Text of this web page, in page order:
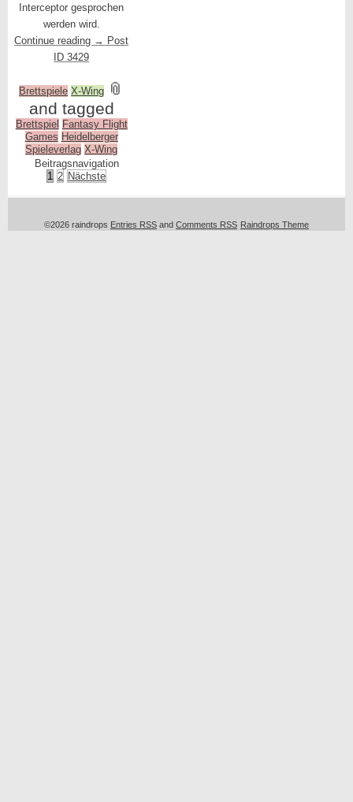
Interceptor gesprochen
werden wird.
Continue reading → Post
ID 3429
Brettspiele X-Wing 📎
and tagged
Brettspiel Fantasy Flight
Games Heidelberger
Spieleverlag X-Wing
Beitragsnavigation
1
2 Nächste
©2026 raindrops Entries RSS and Comments RSS Raindrops Theme